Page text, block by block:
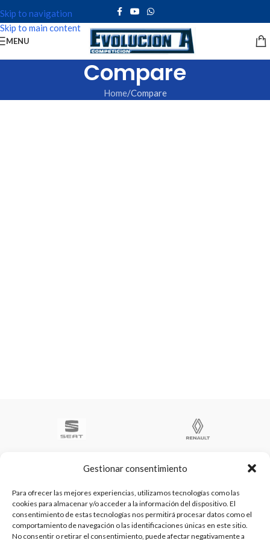
Gestionar consentimiento
Para ofrecer las mejores experiencias, utilizamos tecnologías como las
cookies para almacenar y/o acceder a la información del dispositivo. El
consentimiento de estas tecnologías nos permitirá procesar datos como el
comportamiento de navegación o las identificaciones únicas en este sitio.
No consentir o retirar el consentimiento, puede afectar negativamente a
Skip to navigation
Skip to main content
MENU
Compare
Home Compare
Te ayudamos a ser el numero 1
C/ Arquimedes 61 nave 2. Fuenlabrada
WhatsApp +34 670604426